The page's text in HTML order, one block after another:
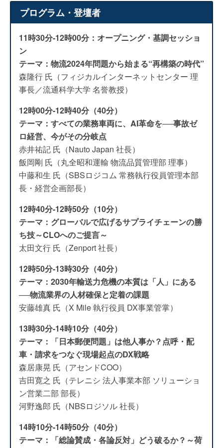
プログラム・登壇者
11時30分-12時00分：オープニング・基調セッショ
ン
テーマ：物流2024年問題から始まる“再構築の時代”
森隆行 氏（フィジカルインターネットセンター 理
事長／流通科学大学 名誉教授）
12時00分-12時40分（40分）
テーマ：すべての業務車両に、AI革命を──事故ゼ
ロ経営、今がその分岐点
赤井祐記 氏（Nauto Japan 社長）
飯岡剛 氏（丸全昭和運輸 物流品質管理部 理事）
中藤和生 氏（SBSロジコム 常務執行役員管理本部
長・経営企画部長）
12時40分-12時50分（10分）
テーマ：グローバルで広げるサプライチェーンの勝
ち技～CLOへのご提言～
太田文行 氏（Zenport 社長）
12時50分-13時30分（40分）
テーマ：2030年輸送力危機の本質は「人」にある
──物流業界の人材確保と定着の課題
安藤雄真 氏（X Mile 執行役員 DX事業管掌）
13時30分-14時10分（40分）
テーマ：「日本郵便問題」は他人事か？点呼・配
車・請求をつなぐ現場起点のDX戦略
森居康晃 氏（アセンドCOO）
吉田寛之 氏（テレニシ 法人事業本部 ソリューショ
ン営業二部 部長）
河野逸郎 氏（NBSロジソル 社長）
14時10分-14時50分（40分）
テーマ：「総論賛成・各論反対」どう破るか？～荷